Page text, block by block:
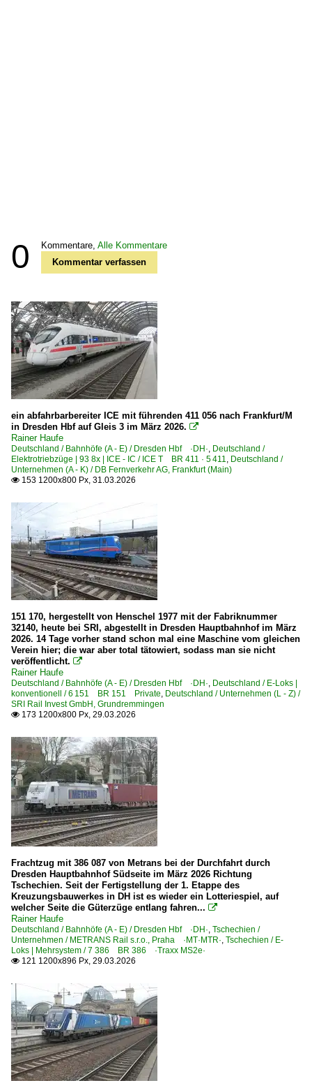
0 Kommentare, Alle Kommentare
Kommentar verfassen
ein abfahrbarbereiter ICE mit führenden 411 056 nach Frankfurt/M
in Dresden Hbf auf Gleis 3 im März 2026. 
Rainer Haufe
Deutschland / Bahnhöfe (A - E) / Dresden Hbf ·DH·, Deutschland /
Elektrotriebzüge | 93 8x | ICE - IC / ICE T BR 411 · 5 411, Deutschland /
Unternehmen (A - K) / DB Fernverkehr AG, Frankfurt (Main)
 153 1200x800 Px, 31.03.2026
151 170, hergestellt von Henschel 1977 mit der Fabriknummer
32140, heute bei SRI, abgestellt in Dresden Hauptbahnhof im März
2026. 14 Tage vorher stand schon mal eine Maschine vom gleichen
Verein hier; die war aber total tätowiert, sodass man sie nicht
veröffentlicht. 
Rainer Haufe
Deutschland / Bahnhöfe (A - E) / Dresden Hbf ·DH·, Deutschland / E-Loks |
konventionell / 6 151 BR 151 Private, Deutschland / Unternehmen (L - Z) /
SRI Rail Invest GmbH, Grundremmingen
 173 1200x800 Px, 29.03.2026
Frachtzug mit 386 087 von Metrans bei der Durchfahrt durch
Dresden Hauptbahnhof Südseite im März 2026 Richtung
Tschechien. Seit der Fertigstellung der 1. Etappe des
Kreuzungsbauwerkes in DH ist es wieder ein Lotteriespiel, auf
welcher Seite die Güterzüge entlang fahren... 
Rainer Haufe
Deutschland / Bahnhöfe (A - E) / Dresden Hbf ·DH·, Tschechien /
Unternehmen / METRANS Rail s.r.o., Praha ·MT·MTR·, Tschechien / E-
Loks | Mehrsystem / 7 386 BR 386 ·Traxx MS2e·
 121 1200x896 Px, 29.03.2026